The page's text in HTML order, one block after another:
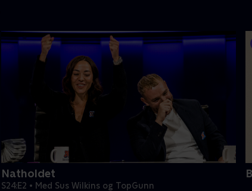
Natholdet
S24:E2 • Med Sus Wilkins og TopGunn